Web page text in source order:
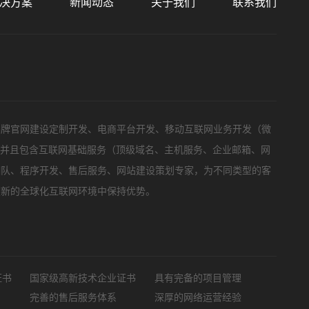
官网建设定制开发、电商平台开发、移动互联网业务开发（微
且包含互联网基础服务（顶级域名、主机服务、企业邮箱、网
、程序开发、售后服务、网站建设策划专家，为不同类型的客
的全球化互联网环境中保持优势。
国家级高新技术企业证书
具有完备的项目管理
完善的售后服务体系 深厚的网络运营经验